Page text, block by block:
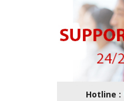
Hotline :